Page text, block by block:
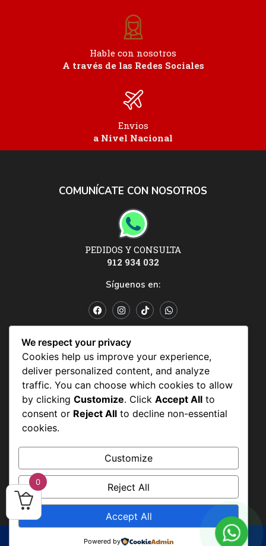
Hable con nosotros
A través de las Redes Sociales
Envios
a Nivel Nacional
COMUNÍCATE CON NOSOTROS
PEDIDOS Y CONSULTA
912 934 032
Síguenos en:
POLÍTICAS Y CONDICIONES
Políticas y condiciones
Política de datos personales
Politicas de uso
Todos los derechos reservados IMB
We respect your privacy
Cookies help us improve your experience,
deliver personalized content, and analyze
traffic. You can choose which cookies to allow
by clicking Customize. Click Accept All to
consent or Reject All to decline non-essential
cookies.
Customize
Reject All
Accept All
Powered by
0